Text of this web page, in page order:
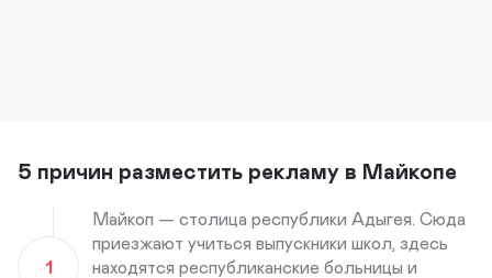
5 причин разместить рекламу в Майкопе
1
Майкоп — столица республики Адыгея. Сюда
приезжают учиться выпускники школ, здесь
находятся республиканские больницы и